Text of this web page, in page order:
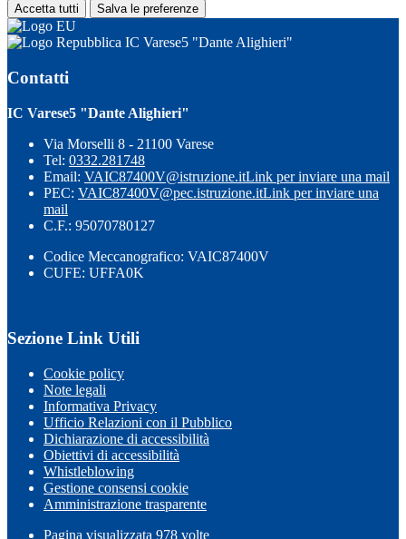
Accetta tutti Salva le preferenze
IC Varese5 "Dante Alighieri"
Contatti
IC Varese5 "Dante Alighieri"
Via Morselli 8 - 21100 Varese
Tel: 0332.281748
Email: VAIC87400V@istruzione.itLink per inviare una mail
PEC: VAIC87400V@pec.istruzione.itLink per inviare una
mail
C.F.: 95070780127
Codice Meccanografico: VAIC87400V
CUFE: UFFA0K
Sezione Link Utili
Cookie policy
Note legali
Informativa Privacy
Ufficio Relazioni con il Pubblico
Dichiarazione di accessibilità
Obiettivi di accessibilità
Whistleblowing
Gestione consensi cookie
Amministrazione trasparente
Pagina visualizzata 978 volte